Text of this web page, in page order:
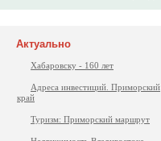
Актуально
Хабаровску - 160 лет
Адреса инвестиций. Приморский
край
Туризм: Приморский маршрут